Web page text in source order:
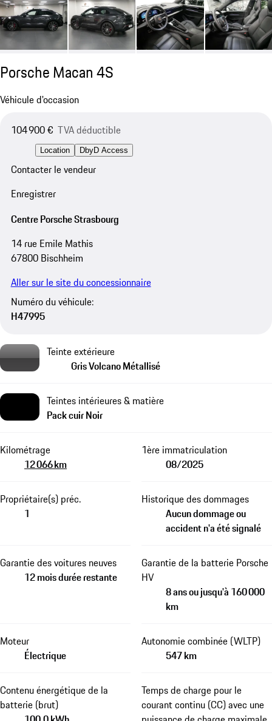
Porsche Macan 4S
Véhicule d'occasion
104 900 € TVA déductible
Location DbyD Access
Contacter le vendeur
Enregistrer
Centre Porsche Strasbourg
14 rue Emile Mathis
67800 Bischheim
Aller sur le site du concessionnaire
Numéro du véhicule:
H47995
Teinte extérieure
Gris Volcano Métallisé
Teintes intérieures & matière
Pack cuir Noir
Kilométrage
12 066 km
1ère immatriculation
08/2025
Propriétaire(s) préc.
1
Historique des dommages
Aucun dommage ou
accident n'a été signalé
Garantie des voitures neuves
12 mois durée restante
Garantie de la batterie Porsche
HV
8 ans ou jusqu'à 160 000
km
Moteur
Électrique
Autonomie combinée (WLTP)
547 km
Contenu énergétique de la
batterie (brut)
Temps de charge pour le
courant continu (CC) avec une